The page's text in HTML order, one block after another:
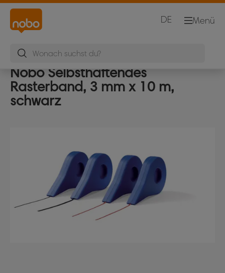
Menü
DE
Nobo Selbsthaftendes
Rasterband, 3 mm x 10 m,
schwarz